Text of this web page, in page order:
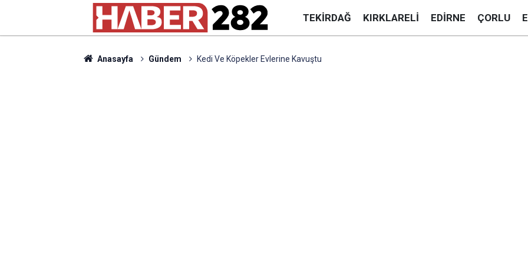
TEKIRDAĞ KIRKLARELI EDIRNE ÇORLU
Anasayfa Gündem Kedi Ve Köpekler Evlerine Kavuştu